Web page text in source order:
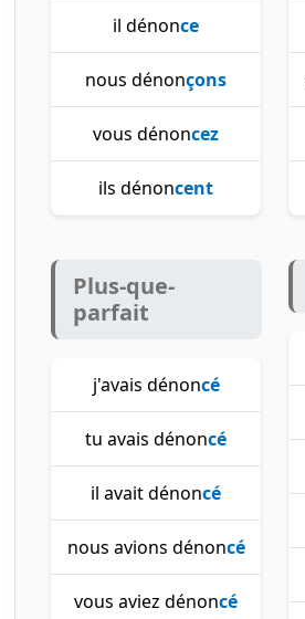
il dénonce
nous dénonçons
vous dénoncez
ils dénoncent
Plus-que-
parfait
j'avais dénoncé
tu avais dénoncé
il avait dénoncé
nous avions dénoncé
vous aviez dénoncé